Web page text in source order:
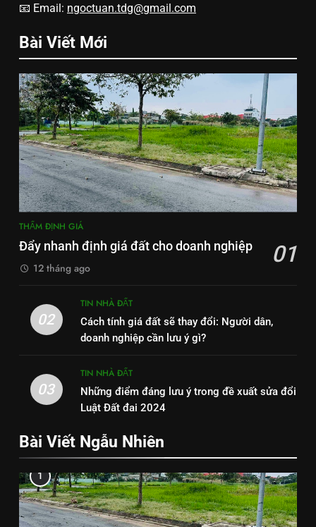
📧 Email: ngoctuan.tdg@gmail.com
Bài Viết Mới
THẨM ĐỊNH GIÁ
Đẩy nhanh định giá đất cho doanh nghiệp 01
12 tháng ago
02
TIN NHÀ ĐẤT
Cách tính giá đất sẽ thay đổi: Người dân,
doanh nghiệp cần lưu ý gì?
03
TIN NHÀ ĐẤT
Những điểm đáng lưu ý trong đề xuất sửa đổi
Luật Đất đai 2024
Bài Viết Ngẫu Nhiên
1